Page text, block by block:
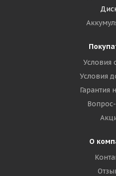
Условия
Условия
Гарантия
О